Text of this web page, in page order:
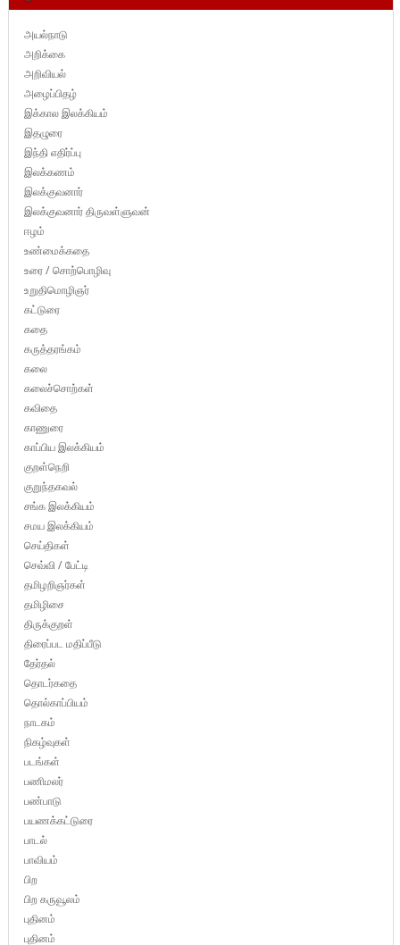
அயல்நாடு
அறிக்கை
அறிவியல்
அழைப்பிதழ்
இக்கால இலக்கியம்
இதழுரை
இந்தி எதிர்ப்பு
இலக்கணம்
இலக்குவனார்
இலக்குவனார் திருவள்ளுவன்
ஈழம்
உண்மைக்கதை
உரை / சொற்பொழிவு
உறுதிமொழிஞர்
கட்டுரை
கதை
கருத்தரங்கம்
கலை
கலைச்சொற்கள்
கவிதை
காணுரை
காப்பிய இலக்கியம்
குறள்நெறி
குறுந்தகவல்
சங்க இலக்கியம்
சமய இலக்கியம்
செய்திகள்
செவ்வி / பேட்டி
தமிழறிஞர்கள்
தமிழிசை
திருக்குறள்
திரைப்பட மதிப்பீடு
தேர்தல்
தொடர்கதை
தொல்காப்பியம்
நாடகம்
நிகழ்வுகள்
படங்கள்
பணிமலர்
பண்பாடு
பயணக்கட்டுரை
பாடல்
பாவியம்
பிற
பிற கருவூலம்
புதினம்
புதினம்